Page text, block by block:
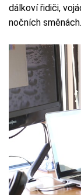
dálkoví řidiči,
nočních směnách.